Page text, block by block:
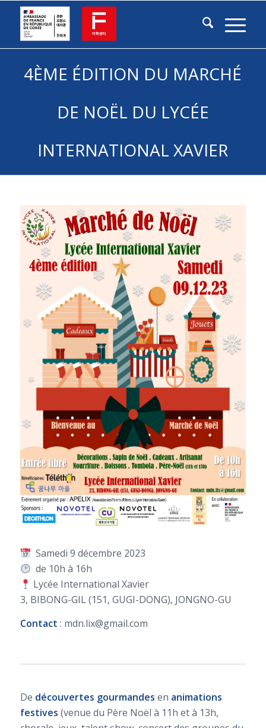
4ÈME ÉDITION DU MARCHÉ
DE NOËL DU LYCÉE
INTERNATIONAL XAVIER
Samedi 9 décembre 2023
de 10h à 16h
Lycée International Xavier
3, BIBONG-GIL (151, GUGI-DONG), JONGNO-GU
Contact : mdn.lix@gmail.com
De découvertes gourmandes en animations
festives (venue du Père Noël à 11h et à 13h,